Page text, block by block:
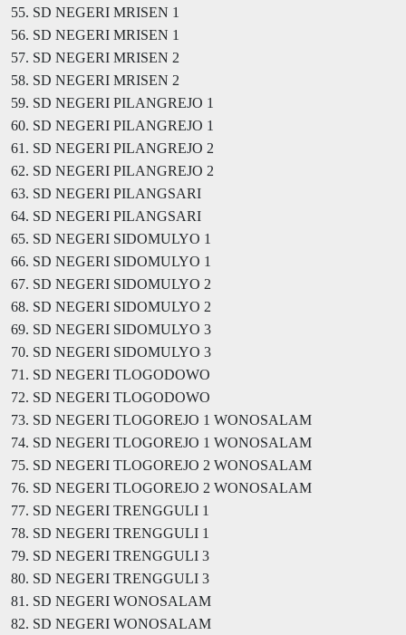
55. SD NEGERI MRISEN 1
56. SD NEGERI MRISEN 1
57. SD NEGERI MRISEN 2
58. SD NEGERI MRISEN 2
59. SD NEGERI PILANGREJO 1
60. SD NEGERI PILANGREJO 1
61. SD NEGERI PILANGREJO 2
62. SD NEGERI PILANGREJO 2
63. SD NEGERI PILANGSARI
64. SD NEGERI PILANGSARI
65. SD NEGERI SIDOMULYO 1
66. SD NEGERI SIDOMULYO 1
67. SD NEGERI SIDOMULYO 2
68. SD NEGERI SIDOMULYO 2
69. SD NEGERI SIDOMULYO 3
70. SD NEGERI SIDOMULYO 3
71. SD NEGERI TLOGODOWO
72. SD NEGERI TLOGODOWO
73. SD NEGERI TLOGOREJO 1 WONOSALAM
74. SD NEGERI TLOGOREJO 1 WONOSALAM
75. SD NEGERI TLOGOREJO 2 WONOSALAM
76. SD NEGERI TLOGOREJO 2 WONOSALAM
77. SD NEGERI TRENGGULI 1
78. SD NEGERI TRENGGULI 1
79. SD NEGERI TRENGGULI 3
80. SD NEGERI TRENGGULI 3
81. SD NEGERI WONOSALAM
82. SD NEGERI WONOSALAM